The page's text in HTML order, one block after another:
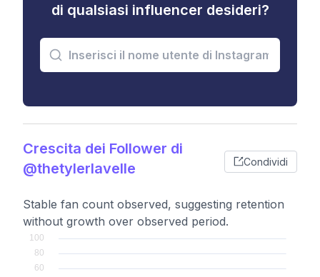
di qualsiasi influencer desideri?
Crescita dei Follower di
@thetylerlavelle
Condividi
Stable fan count observed, suggesting retention
without growth over observed period.